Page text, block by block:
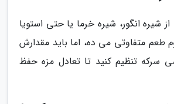
شیره انگور، شیره خرما یا حتی استویا
طعم متفاوتی می ده، اما باید مقدارش
سرکه تنظیم کنید تا تعادل مزه حفظ